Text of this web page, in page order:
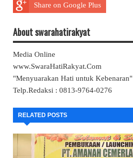
Share on Google Plus
About swarahatirakyat
Media Online
www.SwaraHatiRakyat.Com
"Menyuarakan Hati untuk Kebenaran"
Telp.Redaksi : 0813-9764-0276
RELATED POSTS